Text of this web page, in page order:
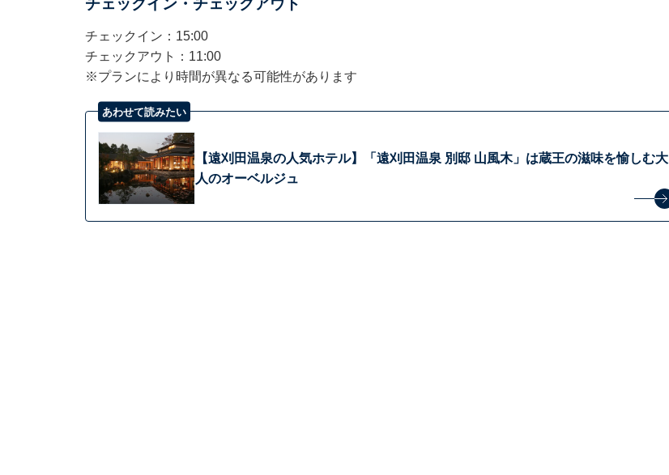
チェックイン・チェックアウト
チェックイン：15:00
チェックアウト：11:00
※プランにより時間が異なる可能性があります
あわせて読みたい
【遠刈田温泉の人気ホテル】「遠刈田温泉 別邸 山風木」は蔵王の滋味を愉しむ大
人のオーベルジュ